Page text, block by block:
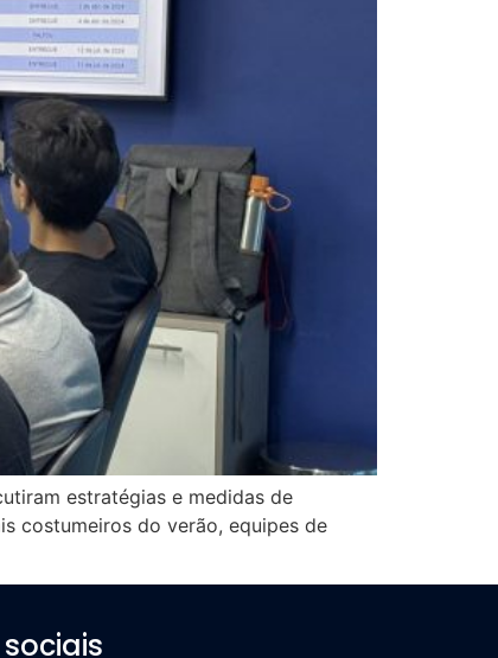
estratégias e medidas de
costumeiros do verão, equipes de